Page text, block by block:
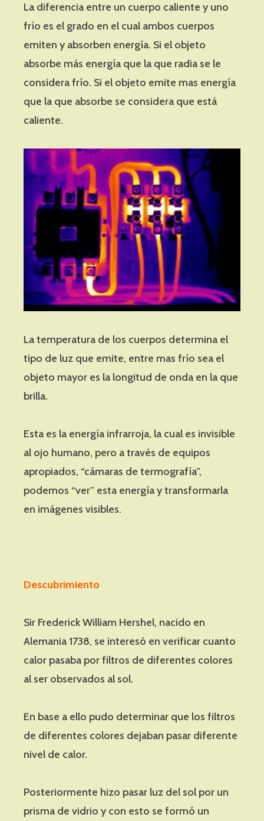
La diferencia entre un cuerpo caliente y uno
frío es el grado en el cual ambos cuerpos
emiten y absorben energía. Si el objeto
absorbe más energía que la que radia se le
considera frío. Si el objeto emite mas energía
que la que absorbe se considera que está
caliente.
La temperatura de los cuerpos determina el
tipo de luz que emite, entre mas frío sea el
objeto mayor es la longitud de onda en la que
brilla.
Esta es la energía infrarroja, la cual es invisible
al ojo humano, pero a través de equipos
apropiados, “cámaras de termografía”,
podemos “ver” esta energía y transformarla
en imágenes visibles.
Descubrimiento
Sir Frederick William Hershel, nacido en
Alemania 1738, se interesó en verificar cuanto
calor pasaba por filtros de diferentes colores
al ser observados al sol.
En base a ello pudo determinar que los filtros
de diferentes colores dejaban pasar diferente
nivel de calor.
Posteriormente hizo pasar luz del sol por un
prisma de vidrio y con esto se formó un